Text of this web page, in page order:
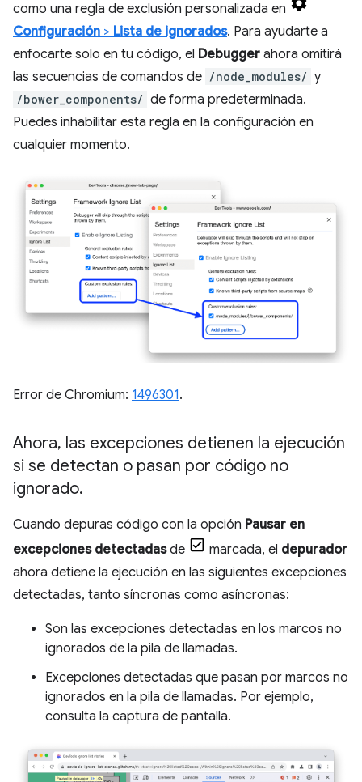
como una regla de exclusión personalizada en
Configuración > Lista de ignorados. Para ayudarte a
enfocarte solo en tu código, el Debugger ahora omitirá
las secuencias de comandos de /node_modules/ y
/bower_components/ de forma predeterminada.
Puedes inhabilitar esta regla en la configuración en
cualquier momento.
Error de Chromium: 1496301.
Ahora, las excepciones detienen la ejecución
si se detectan o pasan por código no
ignorado.
Cuando depuras código con la opción Pausar en
excepciones detectadasde marcada, el depurador
ahora detiene la ejecución en las siguientes excepciones
detectadas, tanto síncronas como asíncronas:
Son las excepciones detectadas en los marcos no
ignorados de la pila de llamadas.
Excepciones detectadas que pasan por marcos no
ignorados en la pila de llamadas. Por ejemplo,
consulta la captura de pantalla.